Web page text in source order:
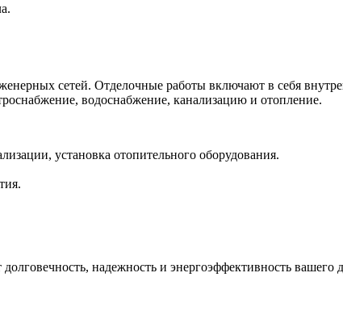
сетей. Отделочные работы включают в себя
водоснабжение, канализацию и отопление.
установка отопительного оборудования.
надежность и энергоэффективность